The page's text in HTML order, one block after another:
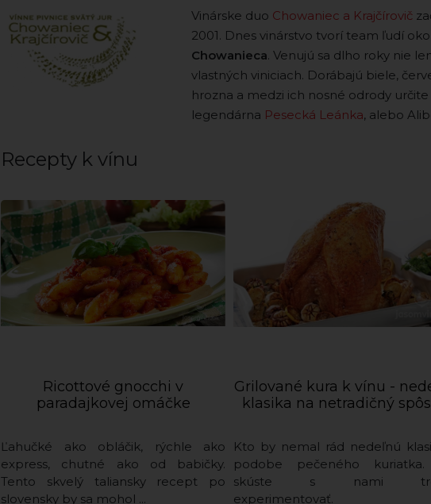
Vinárske duo Chowaniec a Krajčírovič
2001. Dnes vinárstvo tvorí team ľudí
Chowanieca. Venujú sa dlho roky nie
vlastných viniciach. Dorábajú biele,
hrozna a medzi ich nosné odrody
legendárna Pesecká Leánka, alebo
Recepty k vínu
Ricottové gnocchi v
paradajkovej omáčke
Ľahučké ako obláčik, rýchle ako
express, chutné ako od babičky.
Tento skvelý taliansky recept po
slovensky by sa mohol ...
Grilované kura k vínu -
klasika na netradičný
Kto by nemal rád nedeľnú
podobe pečeného
skúste s nami
experimentovať.